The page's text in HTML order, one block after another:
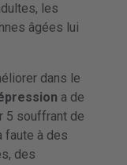
les
âgées lui
dans le
a de
5 souffrant de
faute à des
des